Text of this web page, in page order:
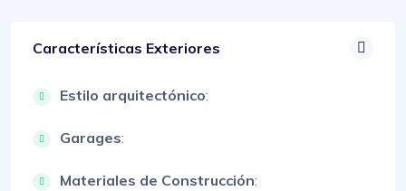
Características Exteriores
Estilo arquitectónico:
Garages:
Materiales de Construcción: